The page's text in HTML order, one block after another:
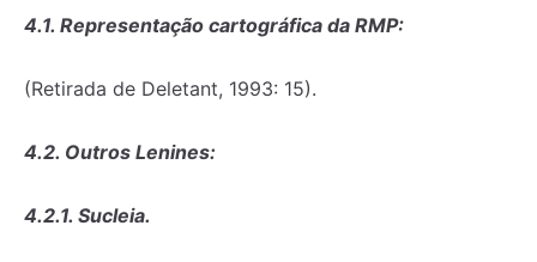
4.1. Representação cartográfica da RMP:
(Retirada de Deletant, 1993: 15).
4.2. Outros Lenines:
4.2.1. Sucleia.